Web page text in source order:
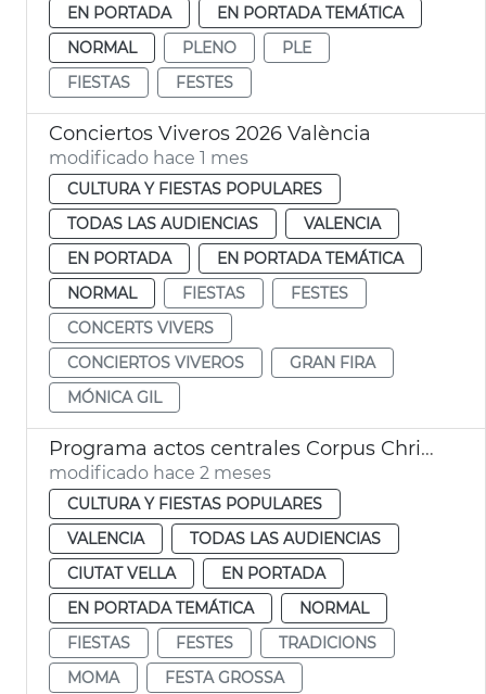
EN PORTADA
EN PORTADA TEMÁTICA
NORMAL
PLENO
PLE
FIESTAS
FESTES
Conciertos Viveros 2026 València
modificado hace 1 mes
CULTURA Y FIESTAS POPULARES
TODAS LAS AUDIENCIAS
VALENCIA
EN PORTADA
EN PORTADA TEMÁTICA
NORMAL
FIESTAS
FESTES
CONCERTS VIVERS
CONCIERTOS VIVEROS
GRAN FIRA
MÓNICA GIL
Programa actos centrales Corpus Christi València
modificado hace 2 meses
CULTURA Y FIESTAS POPULARES
VALENCIA
TODAS LAS AUDIENCIAS
CIUTAT VELLA
EN PORTADA
EN PORTADA TEMÁTICA
NORMAL
FIESTAS
FESTES
TRADICIONS
MOMA
FESTA GROSSA